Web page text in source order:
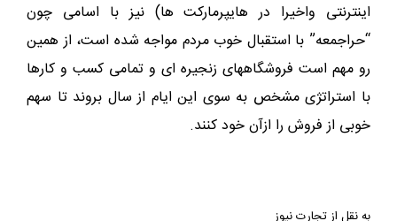
اینترنتی واخیرا در هایپرمارکت ها) نیز با اسامی چون
“حراجمعه” با استقبال خوب مردم مواجه شده است، از همین
رو مهم است فروشگاههای زنجیره ای و تمامی کسب و کارها
با استراتژی مشخص به سوی این ایام از سال بروند تا سهم
خوبی از فروش را ازآن خود کنند.
به نقل از تجارت نیوز